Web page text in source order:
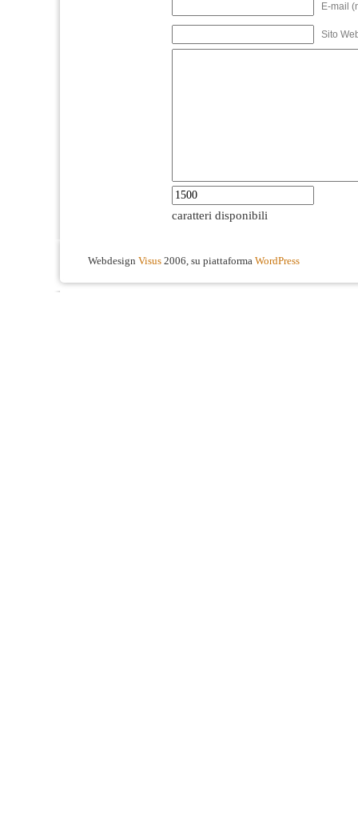
E-mail
Sito
caratteri disponibili
Webdesign Visus 2006, su piattaforma WordPress